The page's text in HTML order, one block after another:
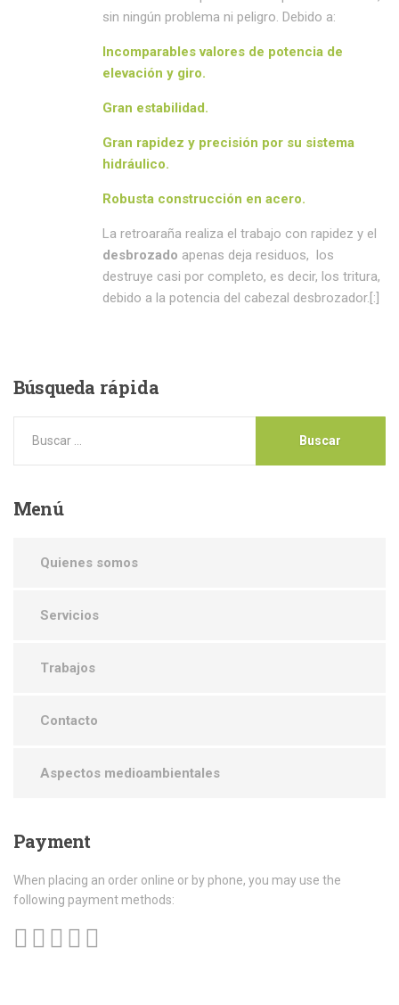
sin ningún problema ni peligro. Debido a:
Incomparables valores de potencia de
elevación y giro.
Gran estabilidad.
Gran rapidez y precisión por su sistema
hidráulico.
Robusta construcción en acero.
La retroaraña realiza el trabajo con rapidez y el
desbrozado apenas deja residuos, los
destruye casi por completo, es decir, los tritura,
debido a la potencia del cabezal desbrozador.[:]
Búsqueda rápida
Menú
Quienes somos
Servicios
Trabajos
Contacto
Aspectos medioambientales
Payment
When placing an order online or by phone, you may use the
following payment methods: